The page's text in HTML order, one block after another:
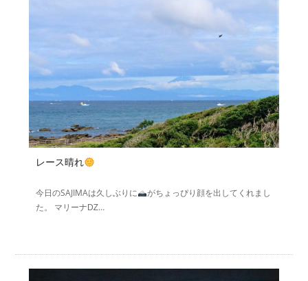
レース晴れ
今日のSAJIMAは久しぶりに
がちょっぴり顔を出してくれまし
た。 マリーナǱ…